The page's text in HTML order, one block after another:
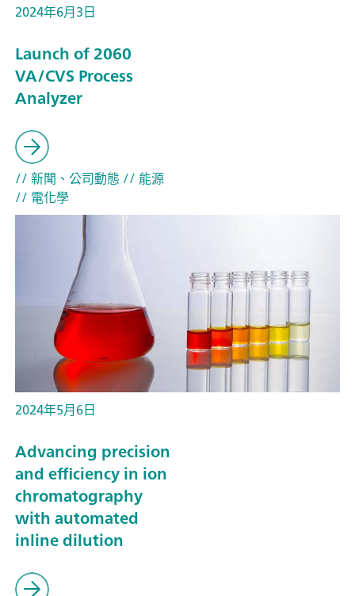
2024年6月3日
Launch of 2060
VA/CVS Process
Analyzer
// 新聞、公司動態 // 能源
// 電化學
2024年5月6日
Advancing precision
and efficiency in ion
chromatography
with automated
inline dilution